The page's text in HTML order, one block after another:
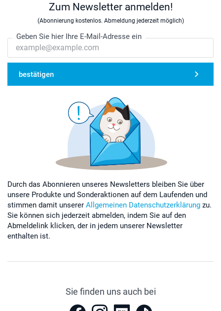
Zum Newsletter anmelden!
(Abonnierung kostenlos. Abmeldung jederzeit möglich)
Geben Sie hier Ihre E-Mail-Adresse ein
bestätigen
Durch das Abonnieren unseres Newsletters bleiben Sie über
unsere Produkte und Sonderaktionen auf dem Laufenden und
stimmen damit unserer Allgemeinen Datenschutzerklärung zu.
Sie können sich jederzeit abmelden, indem Sie auf den
Abmeldelink klicken, der in jedem unserer Newsletter
enthalten ist.
Sie finden uns auch bei